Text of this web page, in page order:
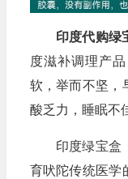
印度代购绿
度滋补调理产
软，举而不坚，
酸乏力，睡眠不
印度绿宝盒
育吠陀传统医学